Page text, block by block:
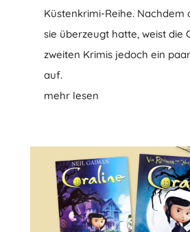
Küstenkrimi-Reihe. Nachdem
sie überzeugt hatte, weist die
zweiten Krimis jedoch ein
auf.
mehr lesen